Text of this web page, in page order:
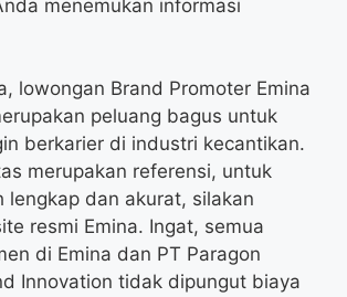
menemukan informasi
lowongan Brand Promoter Emina
peluang bagus untuk
berkarier di industri kecantikan.
merupakan referensi, untuk
lengkap dan akurat, silakan
resmi Emina. Ingat, semua
di Emina dan PT Paragon
Innovation tidak dipungut biaya